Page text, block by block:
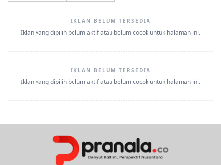
IKLAN BELUM TERSEDIA
Iklan yang dipilih belum aktif atau belum cocok untuk halaman ini.
IKLAN BELUM TERSEDIA
Iklan yang dipilih belum aktif atau belum cocok untuk halaman ini.